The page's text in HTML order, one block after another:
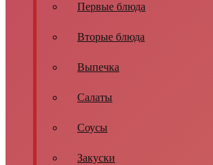
Первые блюда
Вторые блюда
Выпечка
Салаты
Соусы
Закуски